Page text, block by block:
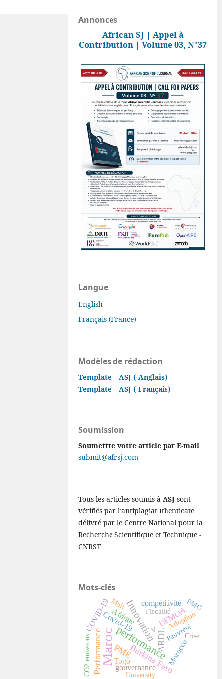
Annonces
African SJ | Appel à
Contribution | Volume 03, N°37
Langue
English
Français (France)
Modèles de rédaction
Template – ASJ ( Anglais)
Template – ASJ ( Français)
Soumission
Soumettre votre article par E-mail
submit@afrsj.com
Tous les articles soumis àASJ sont
vérifiés par l'antiplagiat Ithenticate
délivré par le Centre National pour la
Recherche Scientifique et Technique -
CNRST
Mots-clés
Marocperformance
Innovation
Performance Burkina Faso
ARDL
PME
Covid-19 UEMOA
Afrique
compétitivité
COVID-19
Morocco
Adoption
gouvernance
Togo
Pauvreté
Fiscalité
V
Mali PMG
CO2 emissions University
Crise